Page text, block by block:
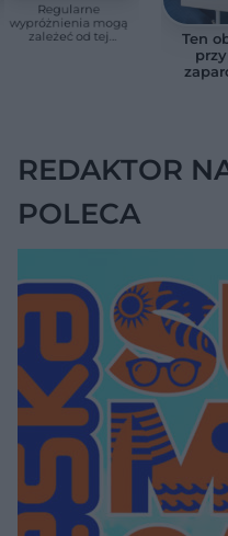
Regularne
wypróżnienia mogą
zależeć od tej
Ten
REDAKTOR
POLECA